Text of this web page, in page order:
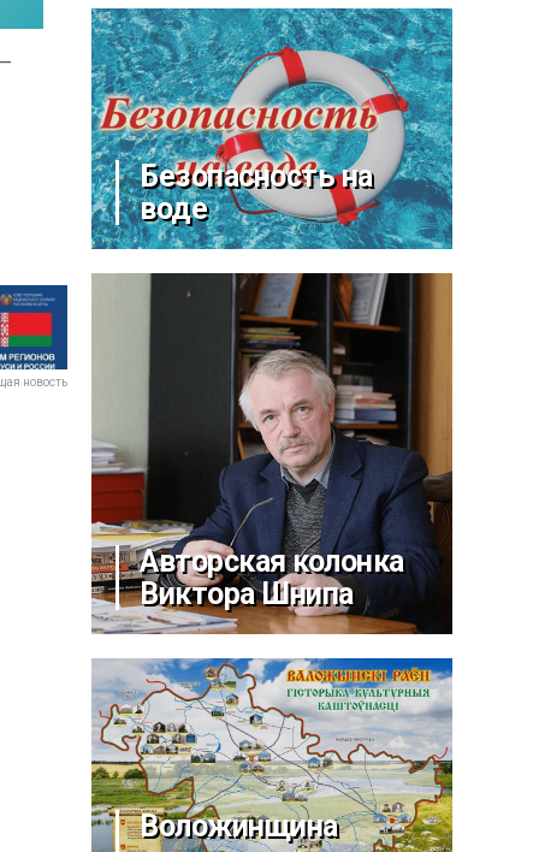
новость
Безопасность на
воде
Авторская колонка
Виктора Шнипа
Воложинщина